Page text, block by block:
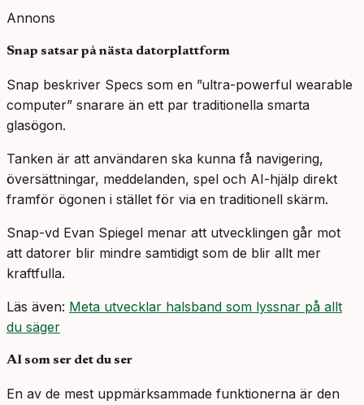
Annons
Snap satsar på nästa datorplattform
Snap beskriver Specs som en ”ultra-powerful wearable
computer” snarare än ett par traditionella smarta
glasögon.
Tanken är att användaren ska kunna få navigering,
översättningar, meddelanden, spel och AI-hjälp direkt
framför ögonen i stället för via en traditionell skärm.
Snap-vd Evan Spiegel menar att utvecklingen går mot
att datorer blir mindre samtidigt som de blir allt mer
kraftfulla.
Läs även: Meta utvecklar halsband som lyssnar på allt
du säger
AI som ser det du ser
En av de mest uppmärksammade funktionerna är den